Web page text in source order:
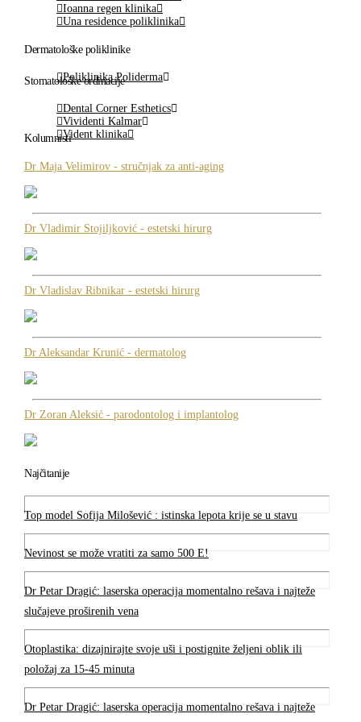
Ioanna regen klinika
Una residence poliklinika
Dermatološke poliklinike
Poliklinika Poliderma
Stomatološke ordinacije
Dental Corner Esthetics
Vividenti Kalmar
Vident klinika
Kolumnisti
Dr Maja Velimirov - stručnjak za anti-aging
Dr Vladimir Stojiljković - estetski hirurg
Dr Vladislav Ribnikar - estetski hirurg
Dr Aleksandar Krunić - dermatolog
Dr Zoran Aleksić - parodontolog i implantolog
Najčitanije
Top model Sofija Milošević : istinska lepota krije se u stavu
Nevinost se može vratiti za samo 500 E!
Dr Petar Dragić: laserska operacija momentalno rešava i najteže
slučajeve proširenih vena
Otoplastika: dizajnirajte svoje uši i postignite željeni oblik ili
položaj za 15-45 minuta
Dr Petar Dragić: laserska operacija momentalno rešava i najteže